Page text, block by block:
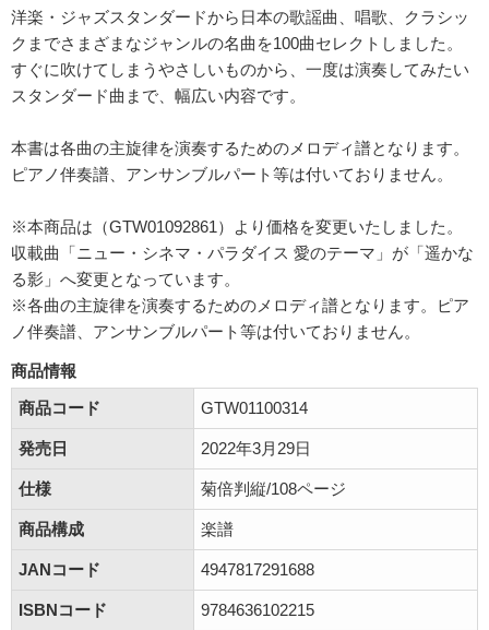
洋楽・ジャズスタンダードから日本の歌謡曲、唱歌、クラシッ
クまでさまざまなジャンルの名曲を100曲セレクトしました。
すぐに吹けてしまうやさしいものから、一度は演奏してみたい
スタンダード曲まで、幅広い内容です。
本書は各曲の主旋律を演奏するためのメロディ譜となります。
ピアノ伴奏譜、アンサンブルパート等は付いておりません。
※本商品は（GTW01092861）より価格を変更いたしました。
収載曲「ニュー・シネマ・パラダイス 愛のテーマ」が「遥かな
る影」へ変更となっています。
※各曲の主旋律を演奏するためのメロディ譜となります。ピア
ノ伴奏譜、アンサンブルパート等は付いておりません。
商品情報
商品コード
GTW01100314
発売日 2022年3月29日
仕様 菊倍判縦/108ページ
商品構成 楽譜
JANコード 4947817291688
ISBNコード 9784636102215